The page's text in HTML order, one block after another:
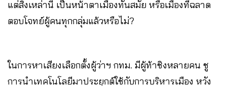
แต่สิ่งเหล่านี้ เป็นหน้าตาเมืองทันสมัย หรือเมืองที่ฉลาด
ตอบโจทย์ผู้คนทุกกลุ่มแล้วหรือไม่?
ในการหาเสียงเลือกตั้งผู้ว่าฯ กทม. มีผู้ท้าชิงหลายคน ชู
การนำเทคโนโลยีมาประยุกต์ใช้กับการบริหารเมือง หวัง